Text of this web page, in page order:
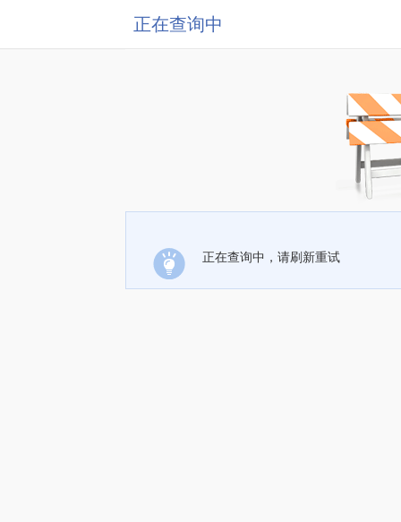
正在查询中
正在查询中，请刷新重试